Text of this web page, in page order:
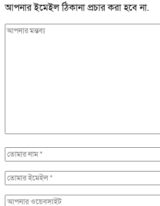
আপনার ইমেইল ঠিকানা প্রচার করা হবে না.